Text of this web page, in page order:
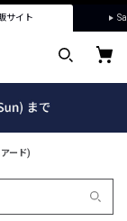
サイト
ード)